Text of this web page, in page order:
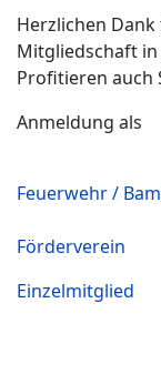
Herzlichen
Mitgliedschaft
Profitieren auch
Anmeldung als
Feuerwehr /
Förderverein
Einzelmitglied